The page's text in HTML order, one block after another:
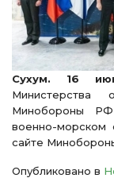
Сухум. 16
Министерства
Минобороны
военно-
сайте
Опубликовано в